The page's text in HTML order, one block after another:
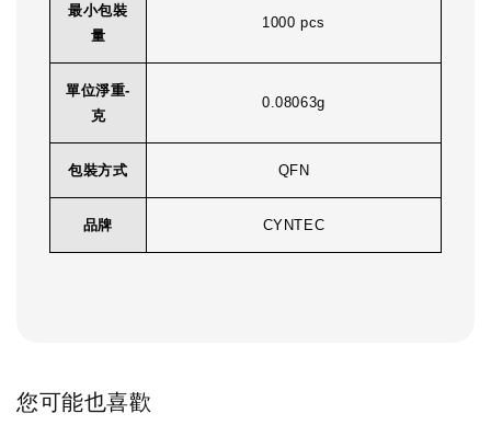
最小包裝
量
1000 pcs
單位淨重-
克
0.08063g
包裝方式 QFN
品牌 CYNTEC
您可能也喜歡